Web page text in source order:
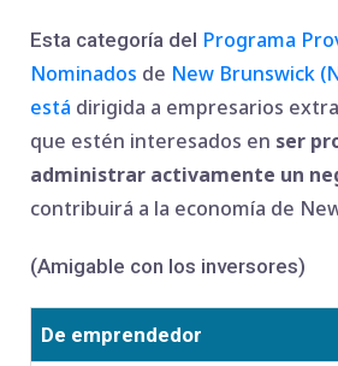
Esta categoría del Programa
Nominados de New Brunswick
está dirigida a empresarios
que estén interesados en ser
administrar activamente un
contribuirá a la economía de
(Amigable con los inversores)
De emprendedor